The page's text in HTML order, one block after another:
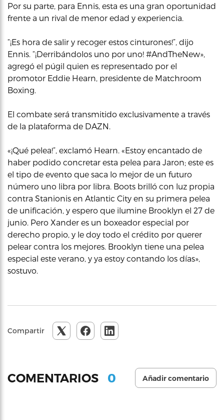
Por su parte, para Ennis, esta es una gran oportunidad
frente a un rival de menor edad y experiencia.
“¡Es hora de salir y recoger estos cinturones!”, dijo
Ennis. “¡Derribándolos uno por uno! #AndTheNew»,
agregó el púgil quien es representado por el
promotor Eddie Hearn, presidente de Matchroom
Boxing.
El combate será transmitido exclusivamente a través
de la plataforma de DAZN.
«¡Qué pelea!”, exclamó Hearn. «Estoy encantado de
haber podido concretar esta pelea para Jaron; este es
el tipo de evento que saca lo mejor de un futuro
número uno libra por libra. Boots brilló con luz propia
contra Stanionis en Atlantic City en su primera pelea
de unificación, y espero que ilumine Brooklyn el 27 de
junio. Pero Xander es un boxeador especial por
derecho propio, y le doy todo el crédito por querer
pelear contra los mejores. Brooklyn tiene una pelea
especial este verano, y ya estoy contando los días»,
sostuvo.
Compartir
COMENTARIOS 0 Añadir comentario